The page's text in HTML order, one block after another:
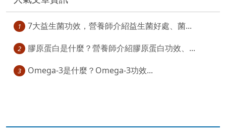
1 7大益生菌功效，營養師介紹益生菌好處、菌...
2 膠原蛋白是什麼？營養師介紹膠原蛋白功效、...
3 Omega-3是什麼？Omega-3功效...